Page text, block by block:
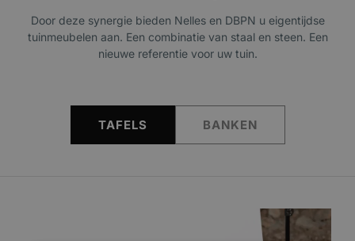
Door deze synergie bieden Nelles en DBPN u eigentijdse
tuinmeubelen aan. Een combinatie van staal en steen. Een
nieuwe referentie voor uw tuin.
TAFELS BANKEN